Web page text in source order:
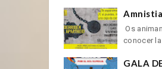
Os
conocer la
GALA